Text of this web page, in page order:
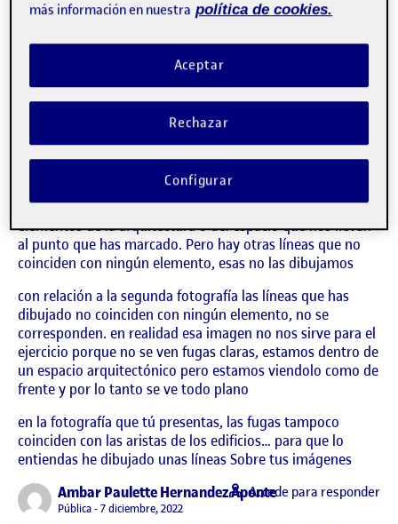
Publicado porFlash 3: La conciencia de entender el
Fecha de publicación1 diciembre, 2022 10:15 pm
2 comentarios
CONTRIBUTIONS
EN FLASH 3: LA CONCIENCIA DE
Harold Jiménezsays:
4 diciembre, 2022
algunas líneas de la primera fotografía coinciden con
elementos de la arquitectura o del espacio que nos llevan
al punto que has marcado. Pero hay otras líneas que no
coinciden con ningún elemento, esas no las dibujamos
con relación a la segunda fotografía las líneas que has
dibujado no coinciden con ningún elemento, no se
corresponden. en realidad esa imagen no nos sirve para el
ejercicio porque no se ven fugas claras, estamos dentro de
un espacio arquitectónico pero estamos viendolo como de
frente y por lo tanto se ve todo plano
en la fotografía que tú presentas, las fugas tampoco
coinciden con las aristas de los edificios… para que lo
entiendas he dibujado unas líneas Sobre tus imágenes
Accede para responder
Ambar Paulette Hernandez Apontesays:
Visibilidad:
Pública 7 diciembre, 2022
Accede para responder
más información en nuestra política de cookies.
Rechazar
Aceptar
Configurar